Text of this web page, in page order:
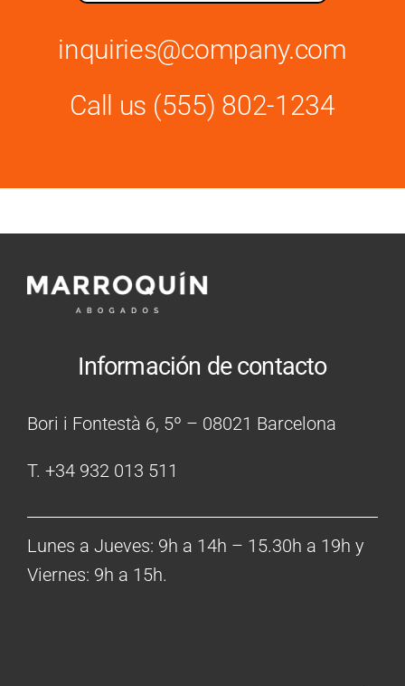
inquiries@company.com
Call us (555) 802-1234
Información de contacto
Bori i Fontestà 6, 5º – 08021 Barcelona
T. +34 932 013 511
Lunes a Jueves: 9h a 14h – 15.30h a 19h y
Viernes: 9h a 15h.